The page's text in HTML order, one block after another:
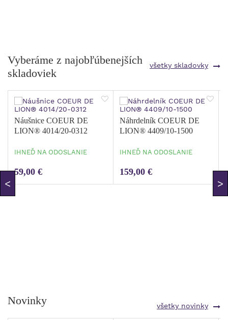
všetky skladovky
Vyberáme z najobľúbenejších
skladoviek
Náušnice COEUR DE
LION® 4014/20-0312
IHNEĎ NA ODOSLANIE
59,00 €
Náhrdelník COEUR DE
LION® 4409/10-1500
IHNEĎ NA ODOSLANIE
159,00 €
všetky novinky
Novinky